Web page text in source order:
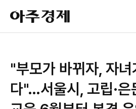
아
주
경
"부모가 바뀌자, 자녀
다"…서울시, 고립·은